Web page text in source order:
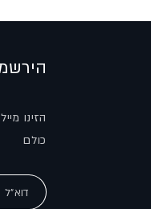
הזינו
כולם
דוא"ל